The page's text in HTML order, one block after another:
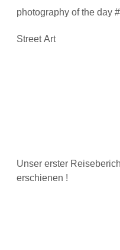
photography of the day
Street Art
Unser erster
erschienen !